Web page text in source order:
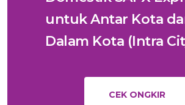
untuk Antar Kota
Dalam Kota (Intra
CEK ONGKIR